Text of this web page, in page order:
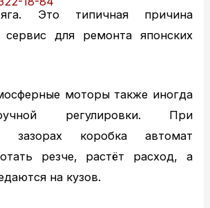
Это типичная причина
для ремонта японских
моторы также иногда
регулировки. При
зазорах коробка автомат
резче, растёт расход, а
на кузов.